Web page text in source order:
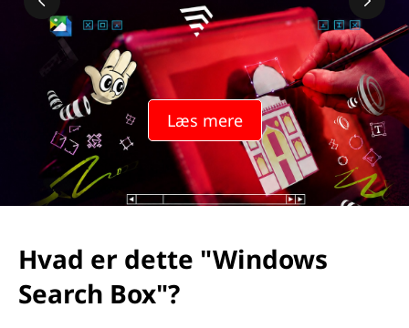
Læs mere
Hvad er dette "Windows
Search Box"?